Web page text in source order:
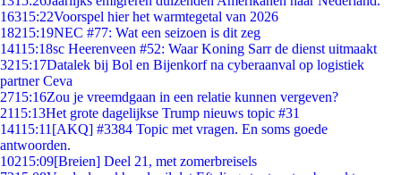
16315:22Voorspel hier het warmtegetal van 2026
18215:19NEC #77: Wat een seizoen is dit zeg
14115:18sc Heerenveen #52: Waar Koning Sarr de dienst uitmaakt
3215:17Datalek bij Bol en Bijenkorf na cyberaanval op logistiek
partner Ceva
2715:16Zou je vreemdgaan in een relatie kunnen vergeven?
2115:13Het grote dagelijkse Trump nieuws topic #31
14115:11 [AKQ] #3384 Topic met vragen. En soms goede
antwoorden.
10215:09[Breien] Deel 21, met zomerbreisels